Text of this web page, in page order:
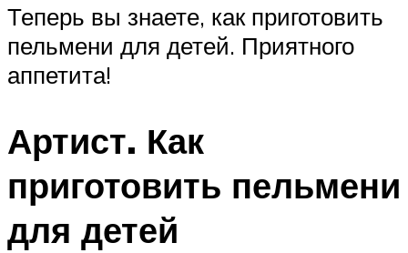
Теперь вы знаете, как приготовить
пельмени для детей. Приятного
аппетита!
Артист. Как
приготовить пельмени
для детей